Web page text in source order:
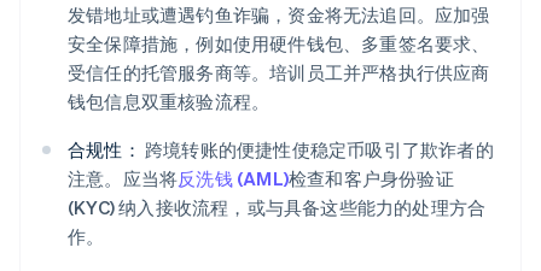
发错地址或遭遇钓鱼诈骗，资金将无法追回。应加强
安全保障措施，例如使用硬件钱包、多重签名要求、
受信任的托管服务商等。培训员工并严格执行供应商
钱包信息双重核验流程。
合规性： 跨境转账的便捷性使稳定币吸引了欺诈者的
注意。应当将反洗钱 (AML)检查和客户身份验证
(KYC) 纳入接收流程，或与具备这些能力的处理方合
作。